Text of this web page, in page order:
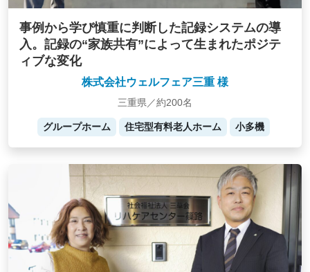
事例から学び慎重に判断した記録システムの導
入。記録の“家族共有”によって生まれたポジテ
ィブな変化
株式会社ウェルフェア三重 様
三重県／約200名
グループホーム 住宅型有料老人ホーム 小多機